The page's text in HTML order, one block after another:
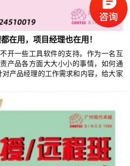
在用，项目经理也在用！
开一些工具软件的支持。作为一名互
产品各方面大大小小的事情，如何通
产品经理的工作需求和内容，给大家